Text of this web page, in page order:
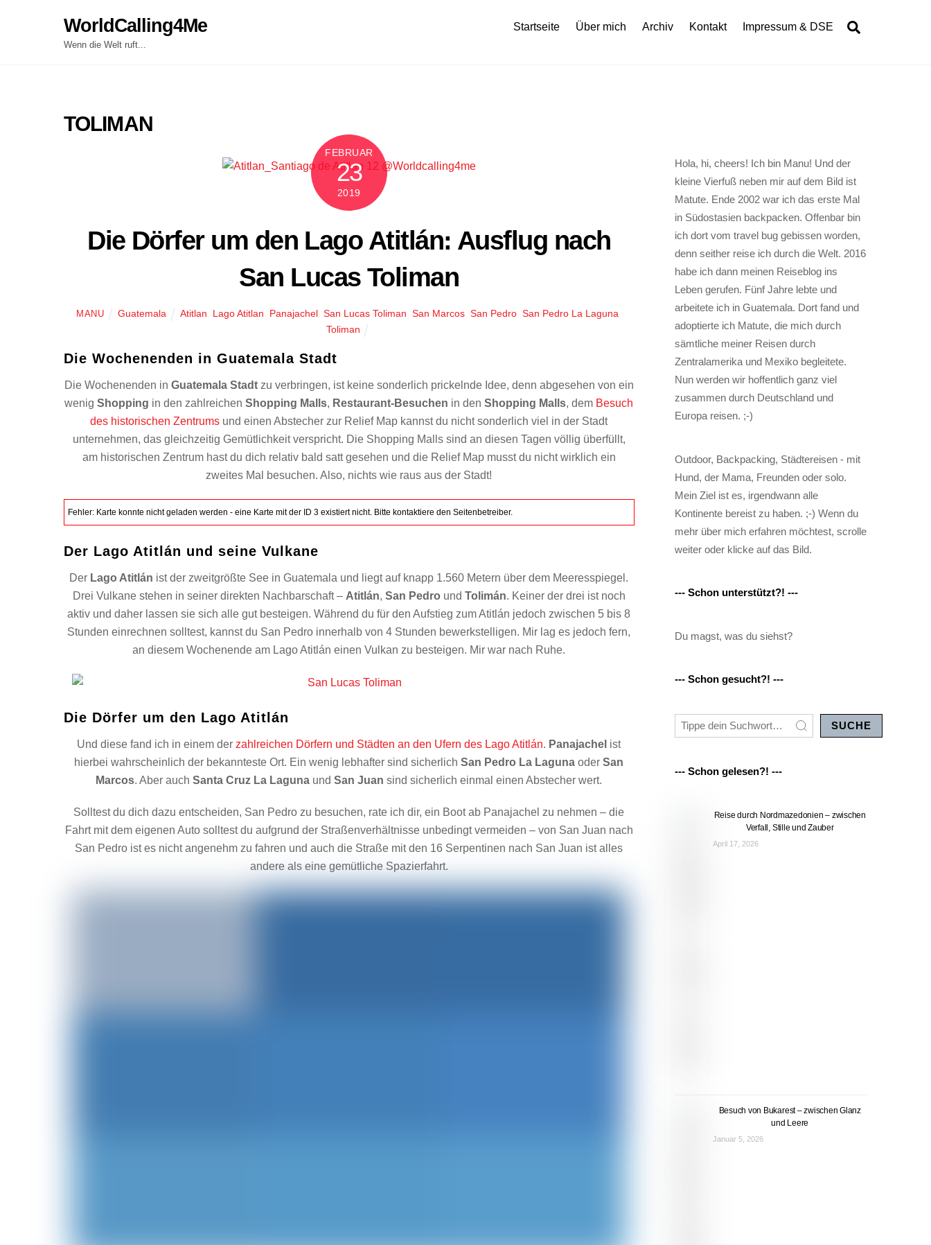
WorldCalling4Me
Wenn die Welt ruft...
Startseite Über mich Archiv Kontakt Impressum & DSE
TOLIMAN
FEBRUAR
23
2019
Die Dörfer um den Lago Atitlán: Ausflug nach
San Lucas Toliman
MANU Guatemala Atitlan Lago Atitlan Panajachel ,San Lucas Toliman ,San Marcos ,San Pedro ,San Pedro La Laguna
Toliman
Die Wochenenden in Guatemala Stadt
Die Wochenenden in Guatemala Stadtzu verbringen, ist keine sonderlich prickelnde Idee, denn abgesehen von ein
wenigShopping in den zahlreichenShopping Malls, Restaurant-Besuchen in denShopping Malls, dem Besuch
des historischen Zentrums und einen Abstecher zur Relief Map kannst du nicht sonderlich viel in der Stadt
unternehmen, das gleichzeitig Gemütlichkeit verspricht. Die Shopping Malls sind an diesen Tagen völlig überfüllt,
am historischen Zentrum hast du dich relativ bald satt gesehen und die Relief Map musst du nicht wirklich ein
zweites Mal besuchen. Also, nichts wie raus aus der Stadt!
Fehler: Karte konnte nicht geladen werden - eine Karte mit der ID 3 existiert nicht. Bitte kontaktiere den Seitenbetreiber.
Der Lago Atitlán und seine Vulkane
Der Lago Atitlán ist der zweitgrößte See in Guatemala und liegt auf knapp 1.560 Metern über dem Meeresspiegel.
Drei Vulkane stehen in seiner direkten Nachbarschaft – Atitlán, San Pedro und Tolimán. Keiner der drei ist noch
aktiv und daher lassen sie sich alle gut besteigen. Während du für den Aufstieg zum Atitlán jedoch zwischen 5 bis 8
Stunden einrechnen solltest, kannst du San Pedro innerhalb von 4 Stunden bewerkstelligen. Mir lag es jedoch fern,
an diesem Wochenende am Lago Atitlán einen Vulkan zu besteigen. Mir war nach Ruhe.
Die Dörfer um den Lago Atitlán
Und diese fand ich in einem derzahlreichen Dörfern und Städten an den Ufern des Lago Atitlán. Panajachel ist
hierbei wahrscheinlich der bekannteste Ort. Ein wenig lebhafter sind sicherlichSan Pedro La Laguna oderSan
Marcos. Aber auchSanta Cruz La Laguna undSan Juan sind sicherlich einmal einen Abstecher wert.
Solltest du dich dazu entscheiden, San Pedro zu besuchen, rate ich dir, ein Boot ab Panajachel zu nehmen – die
Fahrt mit dem eigenen Auto solltest du aufgrund der Straßenverhältnisse unbedingt vermeiden – von San Juan nach
San Pedro ist es nicht angenehm zu fahren und auch die Straße mit den 16 Serpentinen nach San Juan ist alles
andere als eine gemütliche Spazierfahrt.
Hola, hi, cheers! Ich bin Manu! Und der
kleine Vierfuß neben mir auf dem Bild ist
Matute. Ende 2002 war ich das erste Mal
in Südostasien backpacken. Offenbar bin
ich dort vom travel bug gebissen worden,
denn seither reise ich durch die Welt. 2016
habe ich dann meinen Reiseblog ins
Leben gerufen. Fünf Jahre lebte und
arbeitete ich in Guatemala. Dort fand und
adoptierte ich Matute, die mich durch
sämtliche meiner Reisen durch
Zentralamerika und Mexiko begleitete.
Nun werden wir hoffentlich ganz viel
zusammen durch Deutschland und
Europa reisen. ;-)
Outdoor, Backpacking, Städtereisen - mit
Hund, der Mama, Freunden oder solo.
Mein Ziel ist es, irgendwann alle
Kontinente bereist zu haben. ;-) Wenn du
mehr über mich erfahren möchtest, scrolle
weiter oder klicke auf das Bild.
--- Schon unterstützt?! ---
Du magst, was du siehst?
--- Schon gesucht?! ---
SUCHE
--- Schon gelesen?! ---
Reise durch Nordmazedonien – zwischen
Verfall, Stille und Zauber
April 17, 2026
Besuch von Bukarest – zwischen Glanz
und Leere
Januar 5, 2026